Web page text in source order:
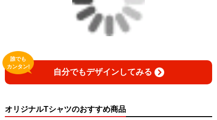
自分でもデザインしてみる
誰でも
カンタン!
オリジナルTシャツのおすすめ商品